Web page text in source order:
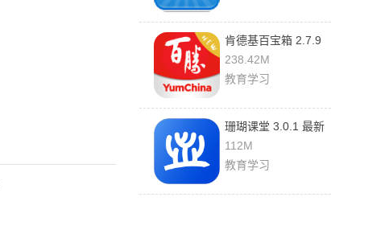
肯德基百宝箱 2.7.9
官方版
238.42M
教育学习
珊瑚课堂 3.0.1 最新
版
112M
教育学习